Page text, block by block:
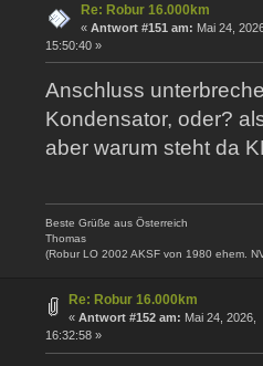
Re: Robur 16.000km
« Antwort #151 am: Mai 24,
15:50:40 »
Anschluss
Kondensator, oder?
aber warum steht da
Beste Grüße aus Österreich
Thomas
(Robur LO 2002 AKSF von 1980 ehem.
Re: Robur 16.000km
« Antwort #152 am: Mai 24, 2026,
16:32:58 »